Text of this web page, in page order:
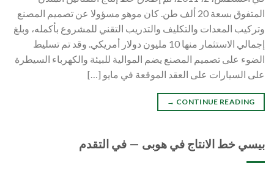
المتفوق بسعة 20 ألف طن. كان موهو مسؤولا عن تصميم المصنع
وتركيب المعدات والتكليف والتدريب التقني للمشروع بأكمله، وبلغ
إجمالي الاستثمار منها 10 مليون دولار أمريكي. وقد تم تسليط
الضوء على تصميم المصنع يضم الموالية للبيئة والكهرباء السيطرة
على السيارات على العقد الموقعة في مايو […]
CONTINUE READING
→
بيسي خط الانتاج في هوبى — في التقدم